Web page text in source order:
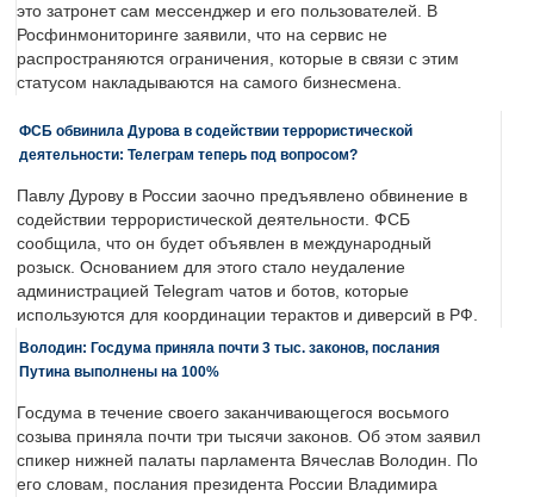
это затронет сам мессенджер и его пользователей. В
Росфинмониторинге заявили, что на сервис не
распространяются ограничения, которые в связи с этим
статусом накладываются на самого бизнесмена.
ФСБ обвинила Дурова в содействии террористической
деятельности: Телеграм теперь под вопросом?
Павлу Дурову в России заочно предъявлено обвинение в
содействии террористической деятельности. ФСБ
сообщила, что он будет объявлен в международный
розыск. Основанием для этого стало неудаление
администрацией Telegram чатов и ботов, которые
используются для координации терактов и диверсий в РФ.
Володин: Госдума приняла почти 3 тыс. законов, послания
Путина выполнены на 100%
Госдума в течение своего заканчивающегося восьмого
созыва приняла почти три тысячи законов. Об этом заявил
спикер нижней палаты парламента Вячеслав Володин. По
его словам, послания президента России Владимира